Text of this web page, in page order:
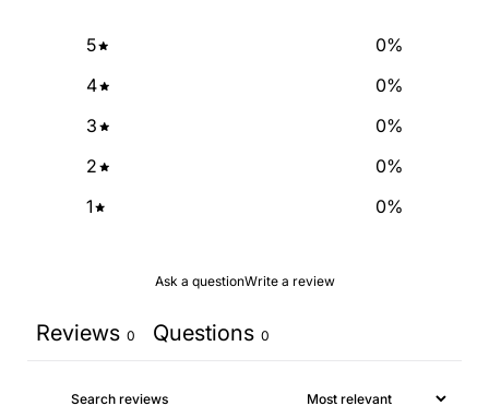
5 0%
4
0%
3
0%
2
0%
1
0%
Ask a questionWrite a review
Reviews 0 Questions 0